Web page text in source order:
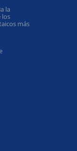
la
los
más